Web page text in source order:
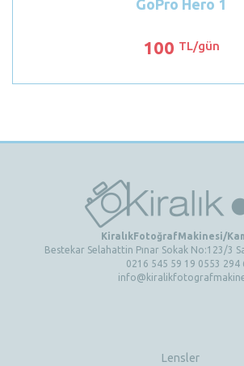
GoPro Hero 1
100 TL/gün
KiralıkFotoğrafMakinesi/
Bestekar Selahattin Pınar Sokak No:123/3
0216 545 59 19 0553 294
Lensler